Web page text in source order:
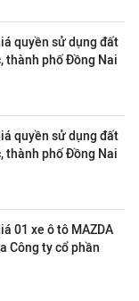
quyền sử dụng đất
thành phố Đồng Nai
quyền sử dụng đất
thành phố Đồng Nai
01 xe ô tô MAZDA
Công ty cổ phần